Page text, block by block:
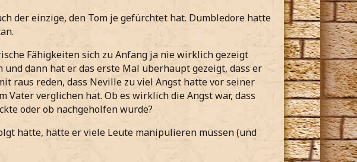
der einzige, den Tom je gefürchtet hat. Dumbledore hatte
Fähigkeiten sich zu Anfang ja nie wirklich gezeigt
dann hat er das erste Mal überhaupt gezeigt, dass er
raus reden, dass Neville zu viel Angst hatte vor seiner
verglichen hat. Ob es wirklich die Angst war, dass
oder ob nachgeholfen wurde?
hätte, hätte er viele Leute manipulieren müssen (und